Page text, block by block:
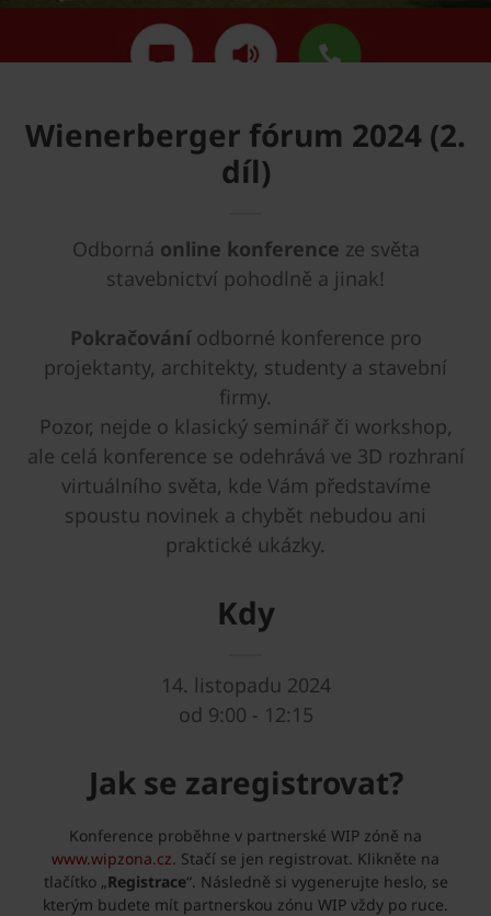
Wienerberger fórum 2024 (2.
díl)
Odborná online konference ze světa
stavebnictví pohodlně a jinak!
Pokračováníodborné konference pro
projektanty, architekty, studenty a stavební
firmy.
Pozor, nejde o klasický seminář či workshop,
ale celá konference se odehrává ve 3D rozhraní
virtuálního světa, kde Vám představíme
spoustu novinek a chybět nebudou ani
praktické ukázky.
Kdy
14. listopadu 2024
od 9:00 - 12:15
Jak se zaregistrovat?
Konference proběhne v partnerské WIP zóně na
www.wipzona.cz. Stačí se jen registrovat. Klikněte na
tlačítko „Registrace“. Následně si vygenerujte heslo, se
kterým budete mít partnerskou zónu WIP vždy po ruce.